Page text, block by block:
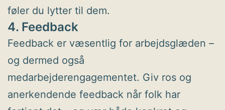
føler du lytter til dem.
4. Feedback
Feedback er væsentlig for arbejdsglæden –
og dermed også
medarbejderengagementet. Giv ros og
anerkendende feedback når folk har